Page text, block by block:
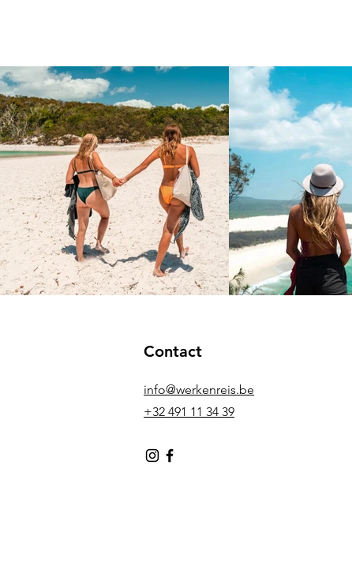
Contact
info@werkenreis.be
+32 491 11 34 39